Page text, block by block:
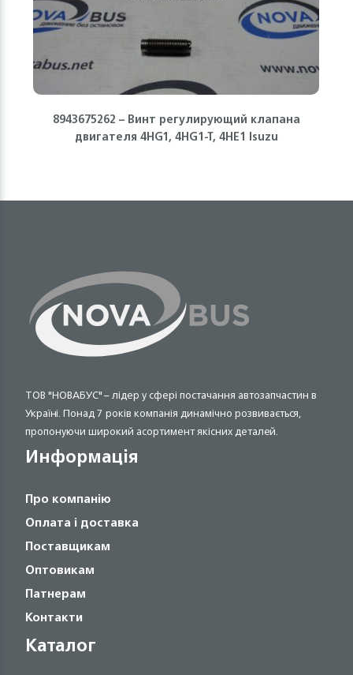
8943675262 – Винт регулирующий клапана
двигателя 4HG1, 4HG1-T, 4HE1 Isuzu
ТОВ "НОВАБУС" – лідер у сфері постачання автозапчастин в
Україні. Понад 7 років компанія динамічно розвивається,
пропонуючи широкий асортимент якісних деталей.
Информація
Про компанію
Оплата і доставка
Поставщикам
Оптовикам
Патнерам
Контакти
Каталог